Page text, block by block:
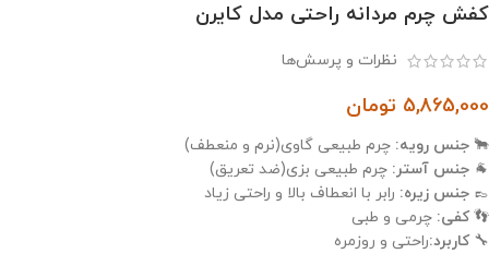
کفش چرم مردانه راحتی مدل کایرن
نظرات و پرسش‌ها
5,865,000 تومان
🐂 جنس رویه: چرم طبیعی گاوی(نرم و منعطف)
🐐 جنس آستر: چرم طبیعی بزی(ضد تعریق)
👞 جنس زیره: رابر با انعطاف بالا و راحتی زیاد
👣کفی: چرمی و طبی
🔧کاربرد:راحتی و روزمره